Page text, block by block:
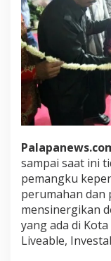
sampai saat ini
pemangku
perumahan
mensinergikan
yang ada di
Liveable,